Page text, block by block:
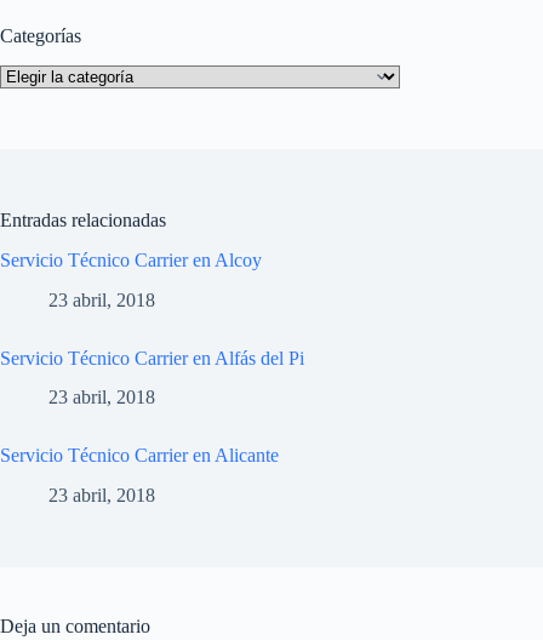
Categorías
Categorías
Entradas relacionadas
Servicio Técnico Carrier en Alcoy
23 abril, 2018
Servicio Técnico Carrier en Alfás del Pi
23 abril, 2018
Servicio Técnico Carrier en Alicante
23 abril, 2018
Deja un comentario